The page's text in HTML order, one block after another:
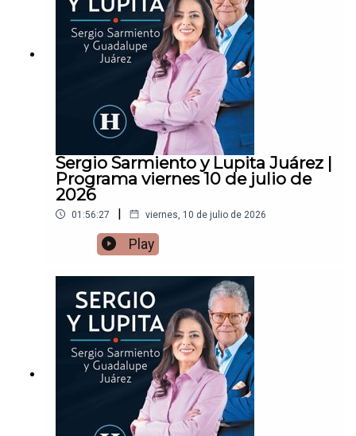
Sergio Sarmiento y Lupita Juárez |
Programa viernes 10 de julio de
2026
01:56:27 | viernes, 10 de julio de 2026
Play